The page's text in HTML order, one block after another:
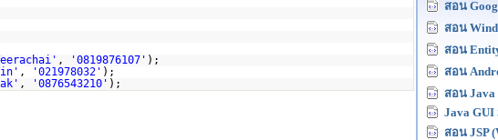
, '0819876107' );
, '021978032' );
, '0876543210' );
สอน
สอน
สอน
สอน
สอน Java
Java GUI
สอน JSP